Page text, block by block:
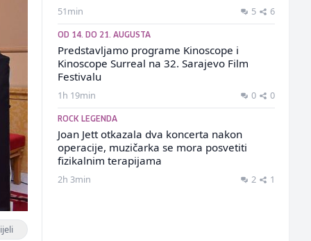
51min 5 6
OD 14. DO 21. AUGUSTA
Predstavljamo programe Kinoscope i
Kinoscope Surreal na 32. Sarajevo Film
Festivalu
1h 19min 0 0
ROCK LEGENDA
Joan Jett otkazala dva koncerta nakon
operacije, muzičarka se mora posvetiti
fizikalnim terapijama
2h 3min 2 1